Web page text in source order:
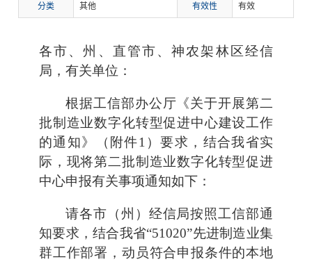
分类 其他 有效性 有效
各市、州、直管市、神农架林区经信
局，有关单位：
根据工信部办公厅《关于开展第二
批制造业数字化转型促进中心建设工作
的通知》（附件1）要求，结合我省实
际，现将第二批制造业数字化转型促进
中心申报有关事项通知如下：
请各市（州）经信局按照工信部通
知要求，结合我省“51020”先进制造业集
群工作部署，动员符合申报条件的本地